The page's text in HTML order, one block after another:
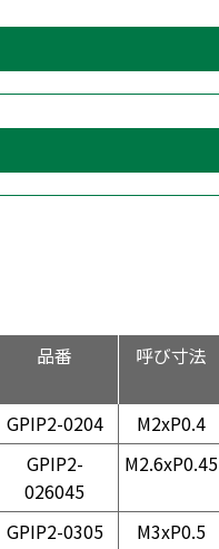
品番 呼び寸法
GPIP2-0204 M2xP0.4
GPIP2-
026045
M2.6xP0.45
GPIP2-0305 M3xP0.5